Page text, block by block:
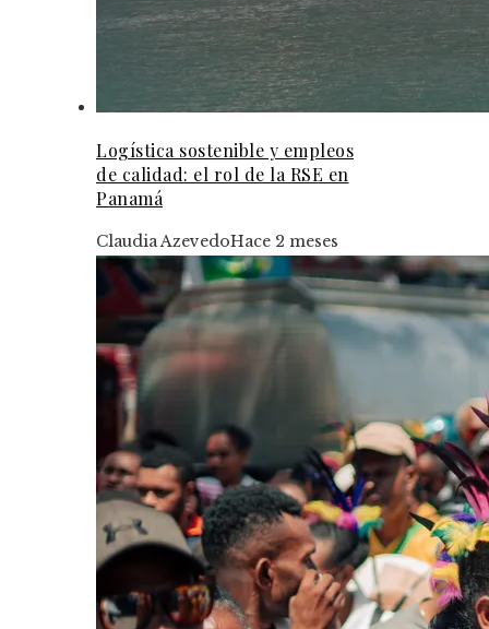
Logística sostenible y empleos
de calidad: el rol de la RSE en
Panamá
Claudia AzevedoHace 2 meses